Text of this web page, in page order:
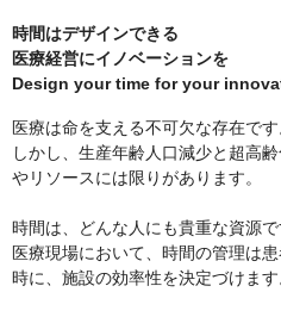
時間はデザインできる
医療経営にイノベーションを
Design your time for your
医療は命を支える不可欠な存在です
しかし、生産年齢人口減少と超高
やリソースには限りがあります。
時間は、どんな人にも貴重な資源で
医療現場において、時間の管理は
時に、施設の効率性を決定づけます